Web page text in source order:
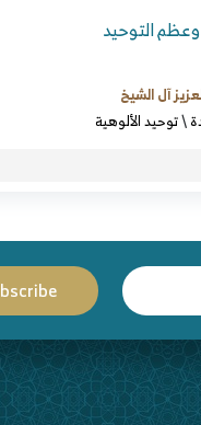
التوحيد
آل الشيخ
\توحيد الألوهية